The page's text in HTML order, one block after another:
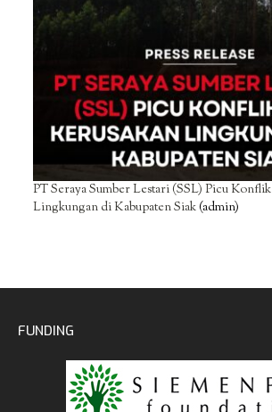
PT Seraya Sumber Lestari (SSL) Picu
Lingkungan di Kabupaten Siak(admin)
FUNDING